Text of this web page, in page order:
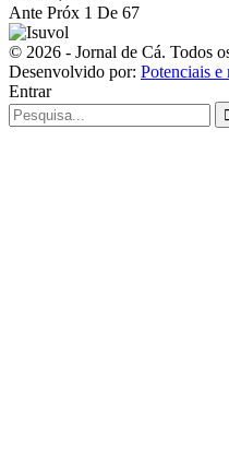
Ante Próx 1 De 67
© 2026 - Jornal de Cá. Todos
Desenvolvido por: Potenciais
Entrar